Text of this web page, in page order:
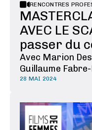
RENCONTRES
AVEC LE
passer du
Avec Marion
Guillaume
28 MAI 2024